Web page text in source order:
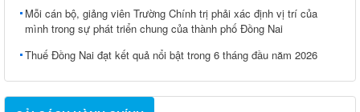
Mỗi cán bộ, giảng viên Trường Chính trị phải xác định vị trí của
mình trong sự phát triển chung của thành phố Đồng Nai
Thuế Đồng Nai đạt kết quả nổi bật trong 6 tháng đầu năm 2026